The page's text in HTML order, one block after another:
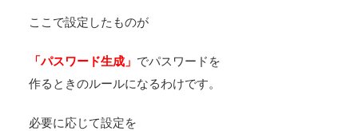
ここで設定したものが
「パスワード生成」 でパスワードを
作るときのルールになるわけです。
必要に応じて設定を